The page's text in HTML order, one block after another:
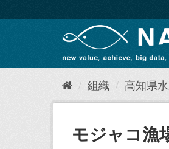
キ
て
組織 高知県
モジャコ漁